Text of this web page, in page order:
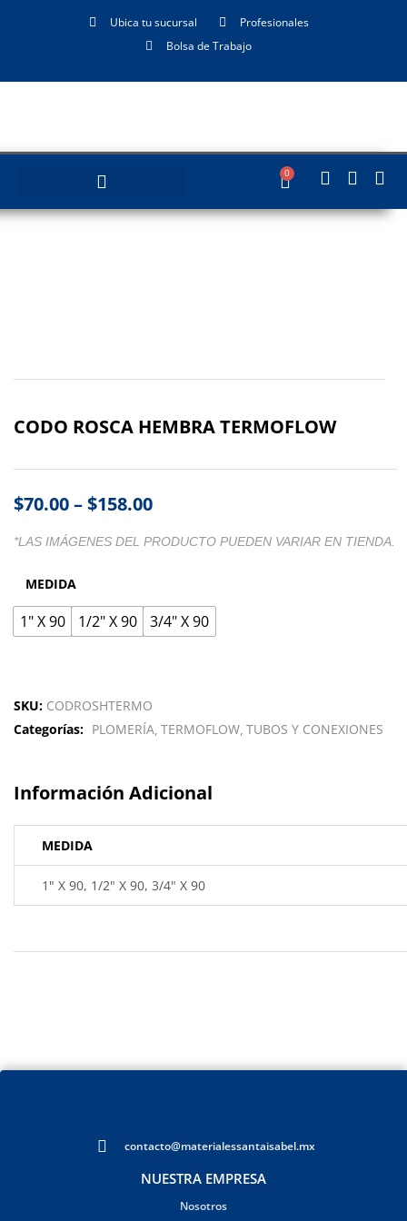
Ubica tu sucursal
Profesionales
Bolsa de Trabajo
0
CODO ROSCA HEMBRA TERMOFLOW
$70.00–$158.00
*LAS IMÁGENES DEL PRODUCTO PUEDEN VARIAR EN TIENDA.
MEDIDA
1" X 90 1/2" X 90 3/4" X 90
SKU: CODROSHTERMO
Categorías: PLOMERÍA TERMOFLOW TUBOS Y CONEXIONES
Información Adicional
MEDIDA
1" X 90, 1/2" X 90, 3/4" X 90
contacto@materialessantaisabel.mx
NUESTRA EMPRESA
Nosotros